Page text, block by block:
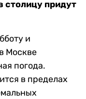
придут
и
Москве
погода.
в пределах